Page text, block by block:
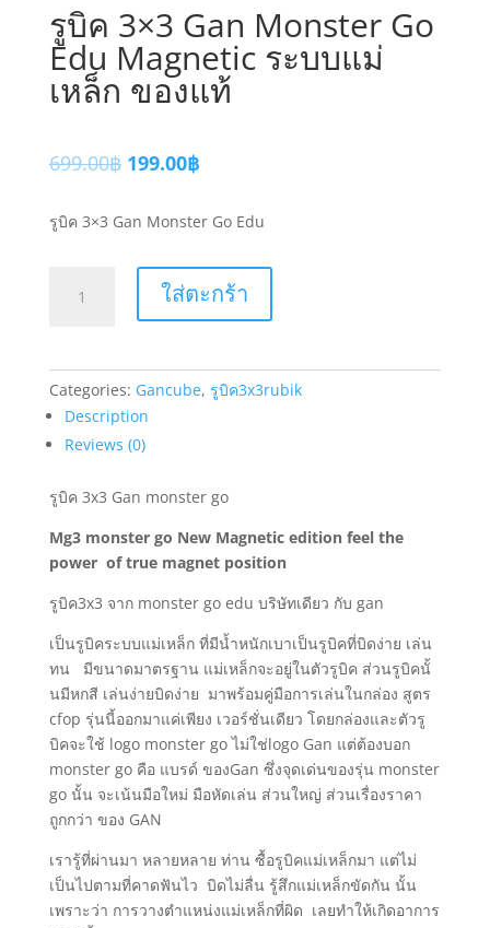
รูบิค 3×3 Gan Monster Go
Edu Magnetic ระบบแม่
เหล็ก ของแท้
699.00฿ 199.00฿
รูบิค 3×3 Gan Monster Go Edu
Edu
Magnetic
แม่
เหล็ก
quantity
ใส่ตะกร้า
Categories: Gancube, รูบิค3x3rubik
Description
Reviews (0)
รูบิค 3x3 Gan monster go
Mg3 monster go New Magnetic edition feel the
power of true magnet position
รูบิค3x3 จาก monster go edu บริษัทเดียว กับ gan
เป็นรูบิคระบบแม่เหล็ก ที่มีน้ำหนักเบาเป็นรูบิคที่บิดง่าย เล่น
ทน มีขนาดมาตรฐาน แม่เหล็กจะอยู่ในตัวรูบิค ส่วนรูบิคนั้
นมีหกสี เล่นง่ายบิดง่าย มาพร้อมคู่มือการเล่นในกล่อง สูตร
cfop รุ่นนี้ออกมาแค่เพียง เวอร์ชั่นเดียว โดยกล่องและตัวรู
บิคจะใช้ logo monster go ไม่ใช่logo Gan แต่ต้องบอก
monster go คือ แบรด์ ของGan ซึ่งจุดเด่นของรุ่น monster
go นั้น จะเน้นมือใหม่ มือหัดเล่น ส่วนใหญ่ ส่วนเรื่องราคา
ถูกกว่า ของ GAN
เรารู้ที่ผ่านมา หลายหลาย ท่าน ซื้อรูบิคแม่เหล็กมา แต่ไม่
เป็นไปตามที่คาดฟันไว บิดไม่ลื่น รู้สึกแม่เหล็กขัดกัน นั้น
เพราะว่า การวางตำแหน่งแม่เหล็กที่ผิด เลยทำให้เกิดอาการ